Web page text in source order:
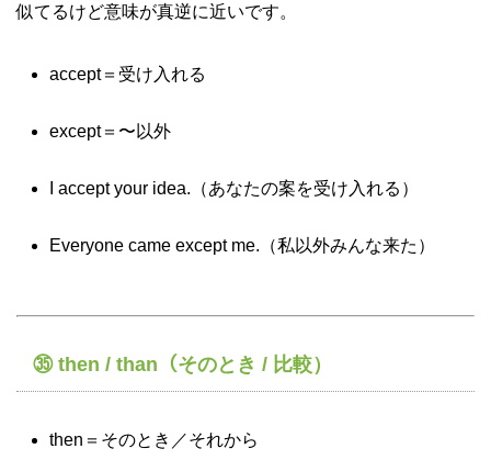
似てるけど意味が真逆に近いです。
accept＝受け入れる
except＝〜以外
I accept your idea.（あなたの案を受け入れる）
Everyone came except me.（私以外みんな来た）
㉟ then / than（そのとき / 比較）
then＝そのとき／それから